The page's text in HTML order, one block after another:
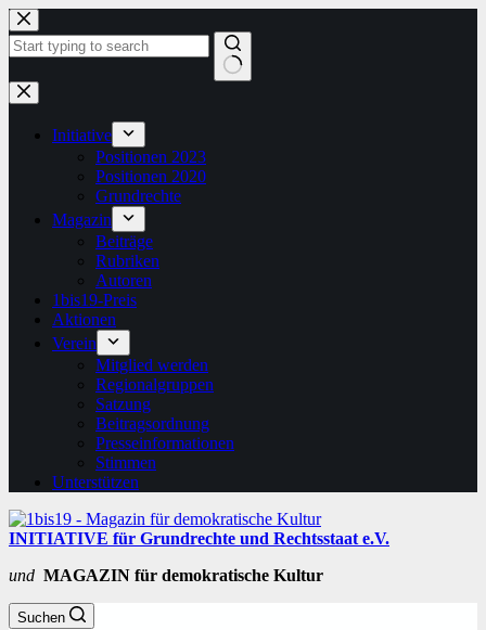
Zum
Inhalt
springen
Keine
Ergebnisse
Initiative
Positionen 2023
Positionen 2020
Grundrechte
Magazin
Beiträge
Rubriken
Autoren
1bis19-Preis
Aktionen
Verein
Mitglied werden
Regionalgruppen
Satzung
Beitragsordnung
Presseinformationen
Stimmen
Unterstützen
INITIATIVE für Grundrechte und Rechtsstaat e.V.
und MAGAZIN für demokratische Kultur
Suchen